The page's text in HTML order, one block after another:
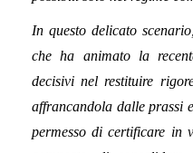
In questo delicato
che ha animato la
decisivi nel restituire
affrancandola dalle prassi
permesso di certificare in